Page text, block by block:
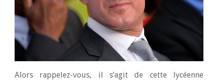
Alors rappelez-vous, il s’agit de cette lycéenne